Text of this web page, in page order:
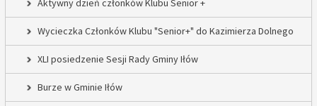
Aktywny dzień członków Klubu Senior +
Wycieczka Członków Klubu "Senior+" do Kazimierza Dolnego
XLI posiedzenie Sesji Rady Gminy Iłów
Burze w Gminie Iłów